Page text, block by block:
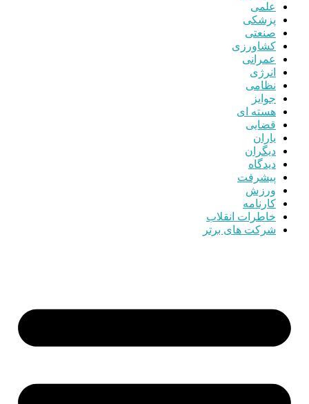
علمی
پزشکی
صنعتی
کشاورزی
عمرانی
انرژی
نظامی
جوایز
هسته ای
قضایی
یاران
دیگران
دیدگاه
پیشرفت
ورزش
کارنامه
خاطرات انقلاب
شرکت های برتر